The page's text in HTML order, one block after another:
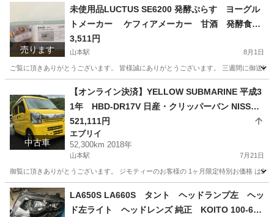
佐賀 唐津市 山本駅 コアヒート
売ります
未使用品LUCTUS SE6200 発酵ぷらす ヨーグル
トメーカー ケフィアメーカー 甘酒 発酵食
品 納豆 ガラス瓶
3,511円
山本駅 8月1日
ご覧に頂きありがとうございます。 皆様誠にありがとうございます。 三週間に御送
山本駅 キッチン家電
中古車
【オンライン決済】YELLOW SUBMARINE 平成3
1年 HBD-DR17V 日産・クリッパーバン NISSAN
CLIPPER VAN OEM スズキエブリイ 52300キ
ロ 2年間車検付き
521,111円
エブリイ
52,300km 2018年
山本駅 7月21日
御覧に頂きありがとうございます。 ジモティーのお客様の 1ヶ月限定特別お価格 は2
佐賀 唐津市 VAN
LA650S LA660S タント ヘッドランプ左 ヘッ
ド左ライト ヘッドレンズ 純正 KOITO 100-690